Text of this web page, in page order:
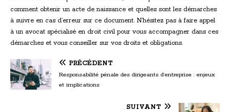
comment obtenir un acte de naissance et quelles sont les démarches
à suivre en cas d’erreur sur ce document. N’hésitez pas à faire appel
à un avocat spécialisé en droit civil pour vous accompagner dans ces
démarches et vous conseiller sur vos droits et obligations.
PRÉCÉDENT
Responsabilité pénale des dirigeants d’entreprise : enjeux
et implications
SUIVANT